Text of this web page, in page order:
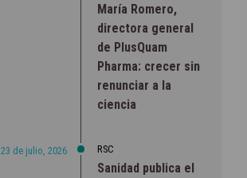
María Romero,
directora general
de PlusQuam
Pharma: crecer sin
renunciar a la
ciencia
23 de julio, 2026 RSC
Sanidad publica el